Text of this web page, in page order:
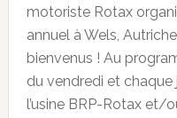
motoriste Rotax
annuel à Wels,
bienvenus ! Au
du vendredi et chaque
l’usine BRP-Rotax